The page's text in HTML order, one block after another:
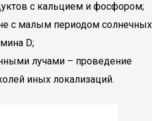
с кальцием и фосфором;
с малым периодом солнечных
D;
лучами – проведение
иных локализаций.